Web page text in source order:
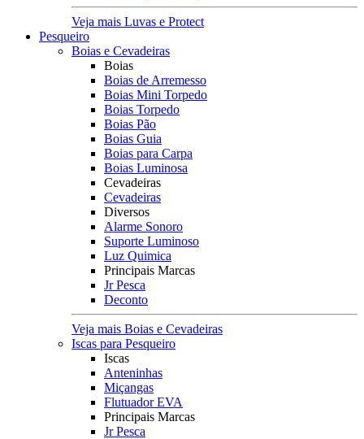
Veja mais Luvas e Protect
Pesqueiro
Boias e Cevadeiras
Boias
Boias de Arremesso
Boias Mini Torpedo
Boias Torpedo
Boias Pão
Boias Guia
Boias para Carpa
Boias Luminosa
Cevadeiras
Cevadeiras
Diversos
Alarme Sonoro
Suporte Luminoso
Luz Quimica
Principais Marcas
Jr Pesca
Deconto
Veja mais Boias e Cevadeiras
Iscas para Pesqueiro
Iscas
Anteninhas
Miçangas
Flutuador EVA
Principais Marcas
Jr Pesca